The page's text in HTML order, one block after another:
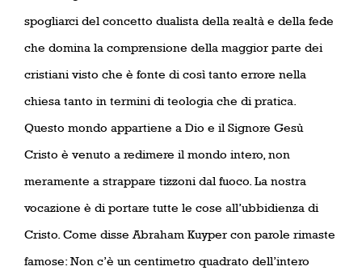
spogliarci del concetto dualista della realtà e della fede
che domina la comprensione della maggior parte dei
cristiani visto che è fonte di così tanto errore nella
chiesa tanto in termini di teologia che di pratica.
Questo mondo appartiene a Dio e il Signore Gesù
Cristo è venuto a redimere il mondo intero, non
meramente a strappare tizzoni dal fuoco. La nostra
vocazione è di portare tutte le cose all’ubbidienza di
Cristo. Come disse Abraham Kuyper con parole rimaste
famose: Non c’è un centimetro quadrato dell’intero